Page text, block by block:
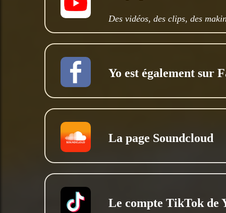
Des vidéos, des clips, des
Yo est également sur
La page Soundcloud
Le compte TikTok de